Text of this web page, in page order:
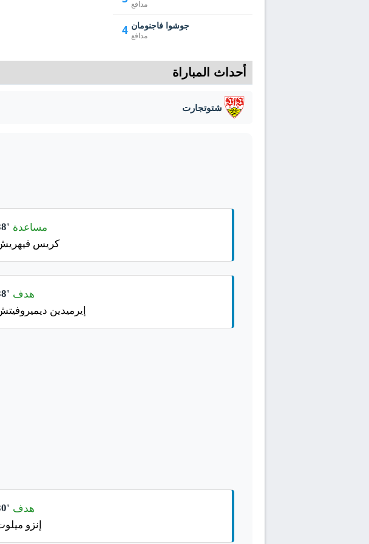
مدافع
4 جوشوا فاجنومان
مدافع
أحداث المباراة
شتوتجارت
مساعدة
كريس
هدف
إيرميدين
هدف
إنزو